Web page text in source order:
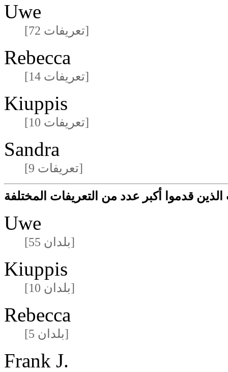
Uwe
[72 تعريفات]
Rebecca
[14 تعريفات]
Kiuppis
[10 تعريفات]
Sandra
[9 تعريفات]
قدموا أكبر عدد من التعريفات المختلفة
Uwe
[55 بلدان]
Kiuppis
[10 بلدان]
Rebecca
[5 بلدان]
Frank J.